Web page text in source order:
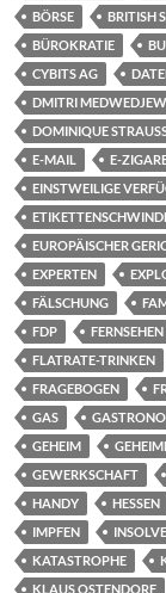
BÖRSE
BRITISH
BÜROKRATIE
CYBITS AG
DMITRI MEDWEDJEW
DOMINIQUE
E-MAIL
E-
EINSTWEILIGE
EUROPÄISCHER
EXPERTEN
FÄLSCHUNG
FDP
FERNSEHEN
FLATRATE-TRINKEN
FRAGEBOGEN
GAS
GEHEIM
GEWERKSCHAFT
HANDY
HESSEN
IMPFEN
KATASTROPHE
KLAUS OSTENDORF